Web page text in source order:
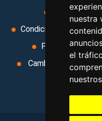
nuestra
el
Aviso legal
Condiciones Generales
Política de
Cambiar